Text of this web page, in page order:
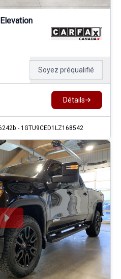
Soyez préqualifié
Détails
- 1GTU9CED1LZ168542